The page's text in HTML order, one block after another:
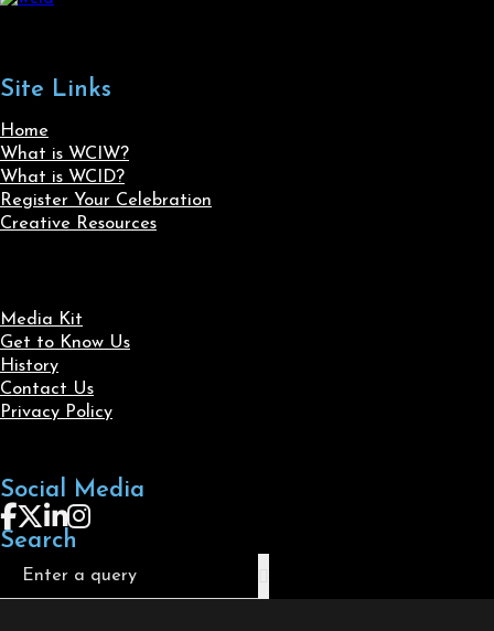
Site Links
Home
What is WCIW?
What is WCID?
Register Your Celebration
Creative Resources
Media Kit
Get to Know Us
History
Contact Us
Privacy Policy
Social Media
Follow us on Facebook
Follow us on X
Follow us on LinkedIn
Follow us on Instagram
Search
Search